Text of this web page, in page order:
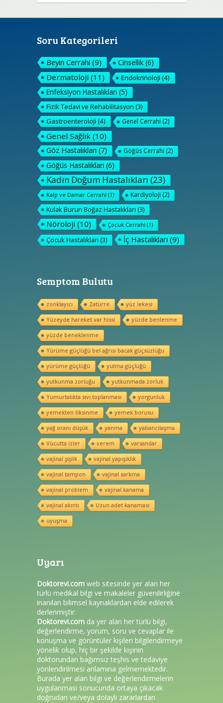
Soru Kategorileri
Beyin Cerrahi(9) Cinsellik(6)
Dermatoloji(11) Endokrinoloji(4)
Enfeksiyon Hastalıkları(5)
Fizik Tedavi ve Rehabilitasyon(3)
Gastroenteroloji(4) Genel Cerrahi(2)
Genel Sağlık(10)
Göz Hastalıkları(7) Göğüs Cerrahi(2)
Göğüs Hastalıkları(6)
Kadın Doğum Hastalıkları(23)
Kalp ve Damar Cerrahi(1) Kardiyoloji(2)
Kulak Burun Boğaz Hastalıkları(3)
Nöroloji(10) Çocuk Cerrahi(1)
Çocuk Hastalıkları(3) İç Hastalıkları(9)
Semptom Bulutu
zonklayıcı Zatürre yüz lekesi
Yüzeyde hareket var hissi yüzde benlenme
yüzde beneklenme
Yürüme güçlüğü bel ağrısı bacak güçsüzlüğu
yürüme güçlüğü yutma güçlüğü
yutkunma zorluğu yutkunmada zorluk
Yumurtalıkta sıvı toplanması yorgunluk
yemekten tiksinme yemek borusu
yağ oranı düşük yanma yabancılaşma
Vücutta izler verem varsanılar
vajinal şişlik vajinal yapışıklık
vajinal tampon vajinal sarkma
vajinal problem vajinal kanama
vajinal akıntı Uzun adet kanaması
uyuşma
Uyarı
Doktorevi.comweb sitesinde yer alan her
türlü medikal bilgi ve makaleler güvenilirliğine
inanılan bilimsel kaynaklardan elde edilerek
derlenmiştir.
Doktorevi.comda yer alan her türlü bilgi,
değerlendirme, yorum, soru ve cevaplar ile
konuşma ve görüntüler kişileri bilgilendirmeye
yönelik olup, hiç bir şekilde kişinin
doktorundan bağımsız teşhis ve tedaviye
yönlendirilmesi anlamına gelmemektedir.
Burada yer alan bilgi ve değerlendirmelerin
uygulanması sonucunda ortaya çıkacak
doğrudan ve/veya dolaylı zararlardan